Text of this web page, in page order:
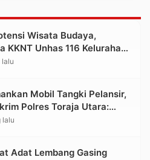
Wisata Budaya,
KKNT Unhas 116 Kelurahan
Pasang Papan
lalu
Mobil Tangki Pelansir,
Polres Toraja Utara:
Berjalan Transparan
lalu
Adat Lembang Gasing